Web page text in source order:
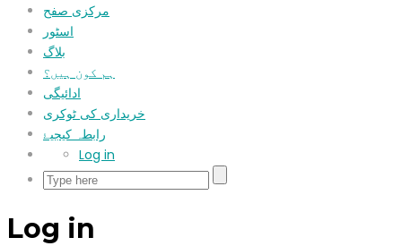
مرکزی صفح
اسٹور
بلاگ
ہم کون ہیں؟
ادائیگی
خریداری کی ٹوکری
رابطہ کیجیۓ
Log in
Log in